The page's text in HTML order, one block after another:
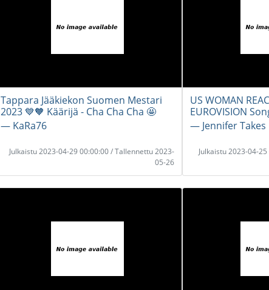
Tappara Jääkiekon Suomen Mestari
2023 💙🧡 Käärijä - Cha Cha Cha 🤩
― KaRa76
Julkaistu 2023-04-29 00:00:00 / Tallennettu 2023-
05-26
US WOMAN
EUROVISION
― Jennifer Takes
Julkaistu 2023-04-